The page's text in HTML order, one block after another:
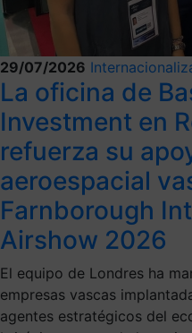
29/07/2026
La oficina de
Investment en
refuerza su
aeroespacial
Farnborough
Airshow 2026
El equipo de Londres ha
empresas vascas
agentes estratégicos del